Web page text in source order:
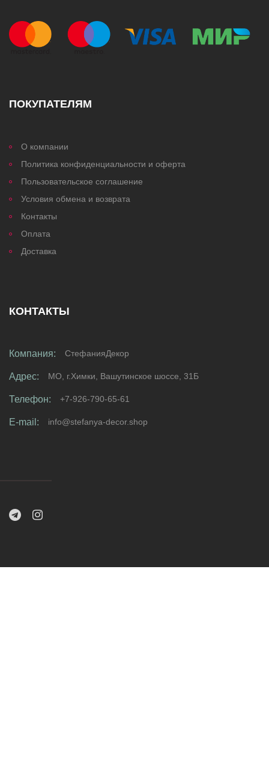
ПОКУПАТЕЛЯМ
О компании
Политика конфиденциальности и оферта
Пользовательское соглашение
Условия обмена и возврата
Контакты
Оплата
Доставка
КОНТАКТЫ
Компания: СтефанияДекор
Адрес: МО, г.Химки, Вашутинское шоссе, 31Б
Телефон: +7-926-790-65-61
E-mail: info@stefanya-decor.shop